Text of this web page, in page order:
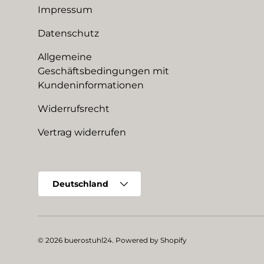
Impressum
Datenschutz
Allgemeine
Geschäftsbedingungen mit
Kundeninformationen
Widerrufsrecht
Vertrag widerrufen
Deutschland
© 2026 buerostuhl24. Powered by Shopify